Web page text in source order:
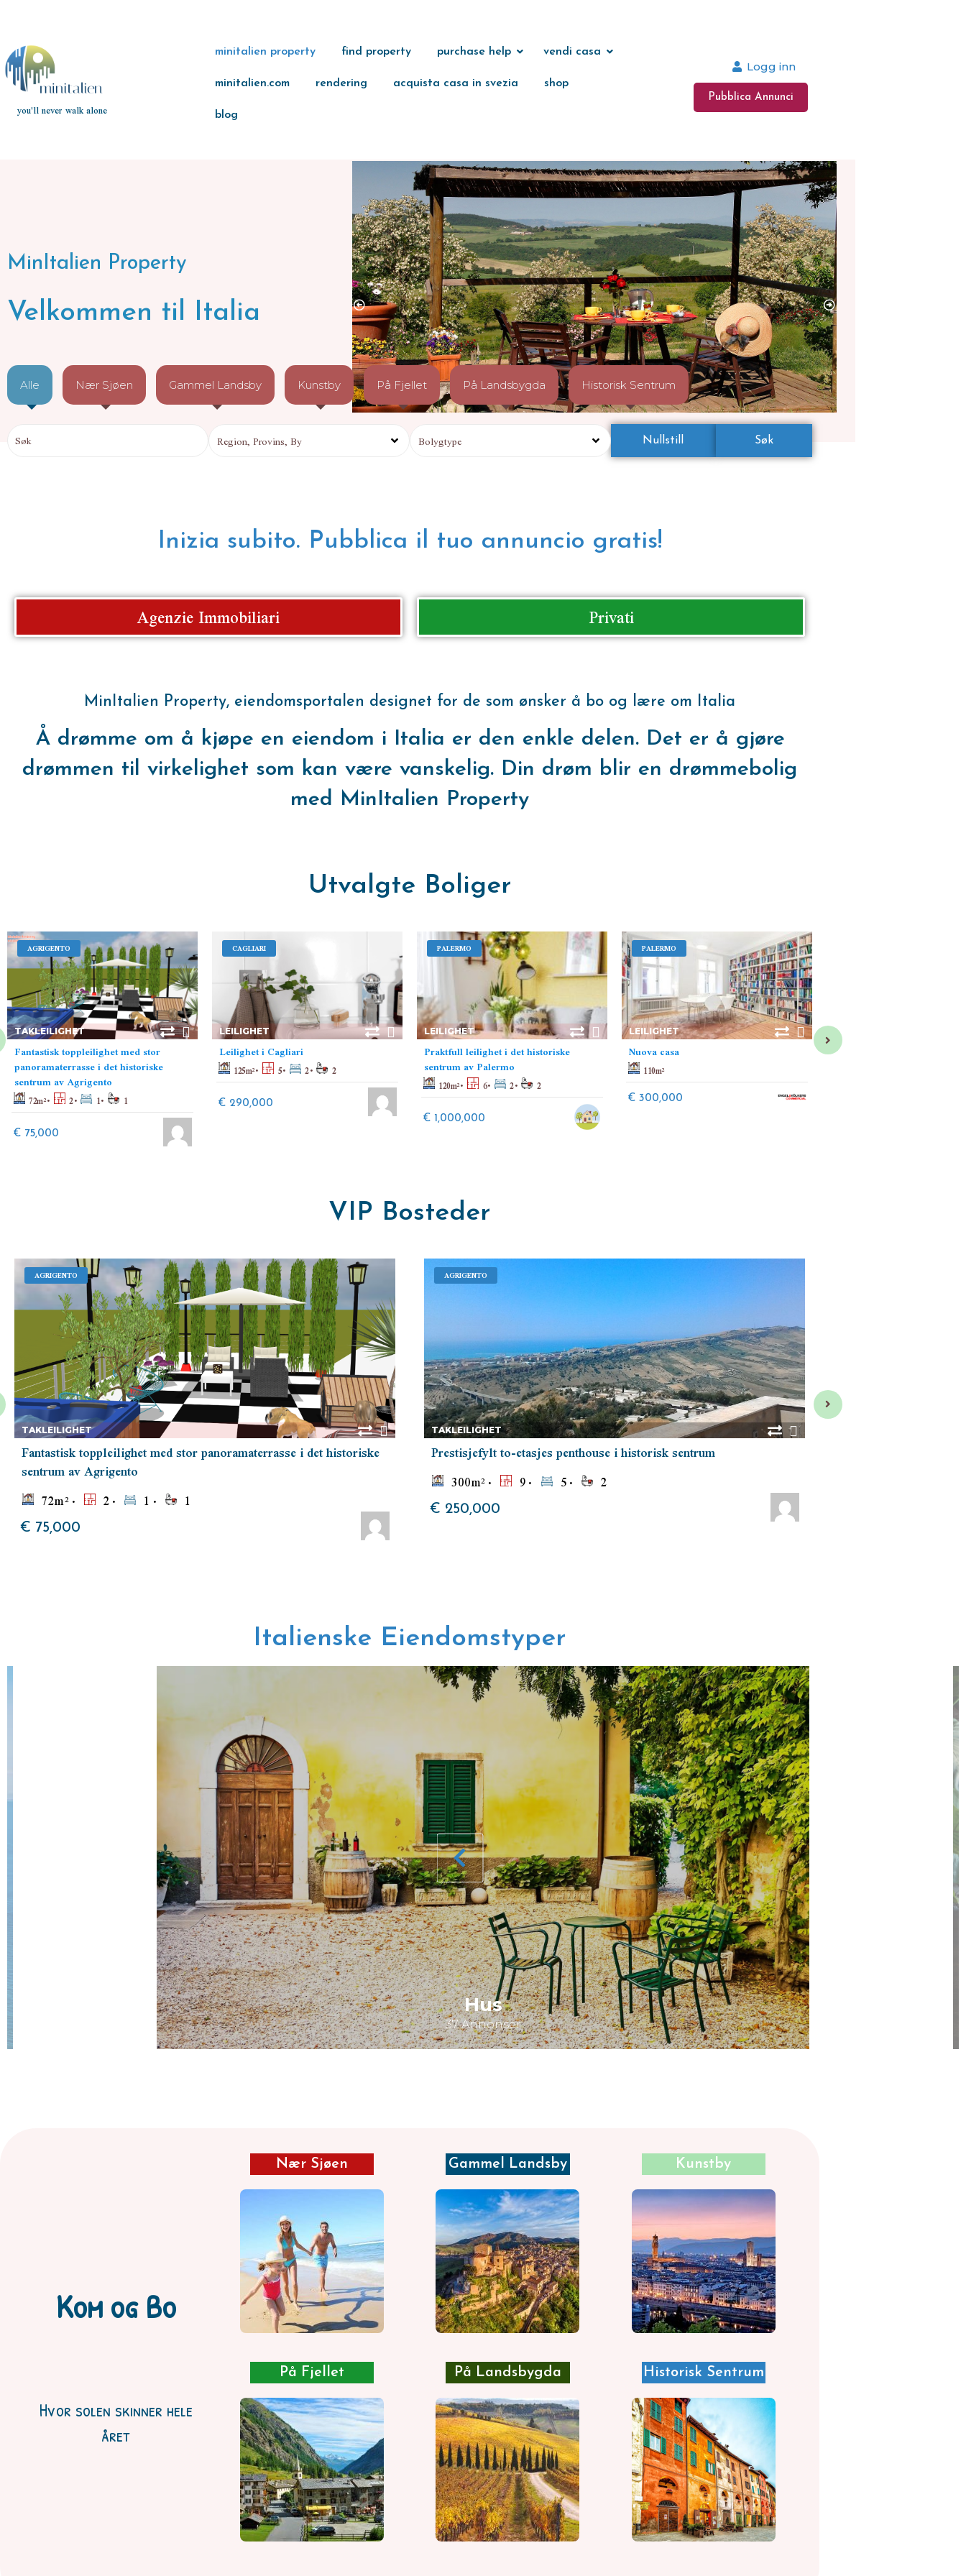
you'll never walk alone
minitalien property find property purchase help vendi casa
minitalien.com rendering acquista casa in svezia shop
blog
Logg inn
Pubblica Annunci
MinItalien Property
Velkommen til Italia
Alle Nær Sjøen Gammel Landsby Kunstby På Fjellet På Landsbygda Historisk Sentrum
Nullstill Søk
Inizia subito. Pubblica il tuo annuncio gratis!
Agenzie Immobiliari Privati
MinItalien Property, eiendomsportalen designet for de som ønsker å bo og lære om Italia
Å drømme om å kjøpe en eiendom i Italia er den enkle delen. Det er å gjøre
drømmen til virkelighet som kan være vanskelig. Din drøm blir en drømmebolig
med MinItalien Property
Utvalgte Boliger
AGRIGENTO
TAKLEILIGHET
Fantastisk toppleilighet med stor
panoramaterrasse i det historiske
sentrum av Agrigento
72m² 2 1 1
€ 75,000
CAGLIARI
LEILIGHET
Leilighet i Cagliari
125m² 5 2 2
€ 290,000
PALERMO
LEILIGHET
Praktfull leilighet i det historiske
sentrum av Palermo
120m² 6 2 2
€ 1,000,000
PALERMO
LEILIGHET
Nuova casa
110m²
€ 300,000
LEILIGHET
Det vakreste huset i hele
VIP Bosteder
AGRIGENTO
TAKLEILIGHET
Fantastisk toppleilighet med stor panoramaterrasse i det historiske
sentrum av Agrigento
72m² 2 1 1
€ 75,000
AGRIGENTO
TAKLEILIGHET
Prestisjefylt to-etasjes penthouse i historisk sentrum
300m² 9 5 2
€ 250,000
Italienske Eiendomstyper
Hus
37 Annonser
Kom og Bo
Nær Sjøen Gammel Landsby Kunstby
Hvor solen skinner hele
året
På Fjellet På Landsbygda Historisk Sentrum